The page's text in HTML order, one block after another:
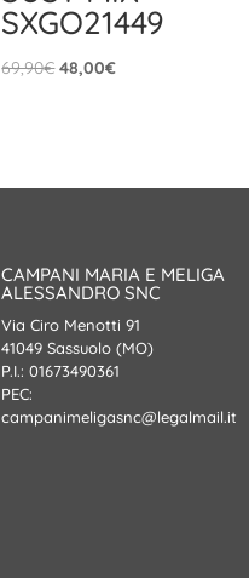
SXGO21449
69,90€Il
48,00€Il
CAMPANI MARIA E MELIGA
ALESSANDRO SNC
Via Ciro Menotti 91
41049 Sassuolo (MO)
P.I.: 01673490361
PEC:
campanimeligasnc@legalmail.it